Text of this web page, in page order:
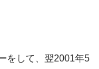
をして、翌2001年5